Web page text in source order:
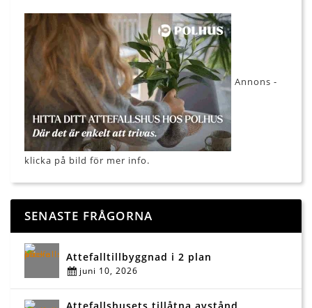
Annons -
klicka på bild för mer info.
SENASTE FRÅGORNA
Attefalltillbyggnad i 2 plan
juni 10, 2026